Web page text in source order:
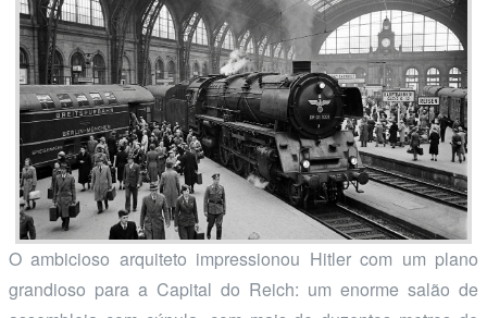
O ambicioso arquiteto impressionou Hitler com um plano
grandioso para a Capital do Reich: um enorme salão de